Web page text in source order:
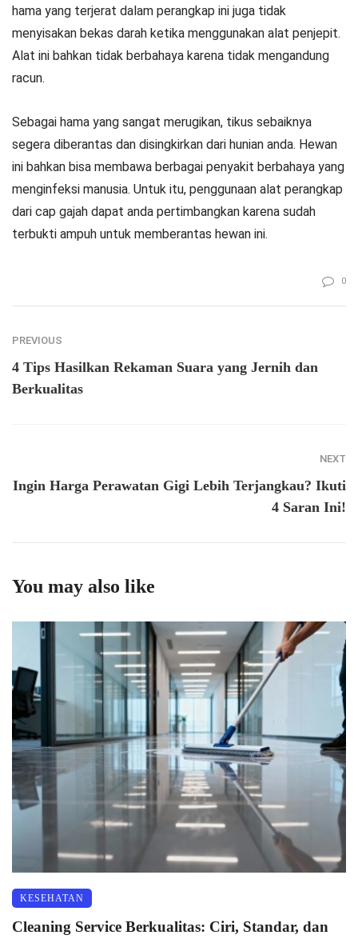
hama yang terjerat dalam perangkap ini juga tidak
menyisakan bekas darah ketika menggunakan alat penjepit.
Alat ini bahkan tidak berbahaya karena tidak mengandung
racun.
Sebagai hama yang sangat merugikan, tikus sebaiknya
segera diberantas dan disingkirkan dari hunian anda. Hewan
ini bahkan bisa membawa berbagai penyakit berbahaya yang
menginfeksi manusia. Untuk itu, penggunaan alat perangkap
dari cap gajah dapat anda pertimbangkan karena sudah
terbukti ampuh untuk memberantas hewan ini.
0
PREVIOUS
4 Tips Hasilkan Rekaman Suara yang Jernih dan
Berkualitas
NEXT
Ingin Harga Perawatan Gigi Lebih Terjangkau? Ikuti
4 Saran Ini!
You may also like
KESEHATAN
Cleaning Service Berkualitas: Ciri, Standar, dan